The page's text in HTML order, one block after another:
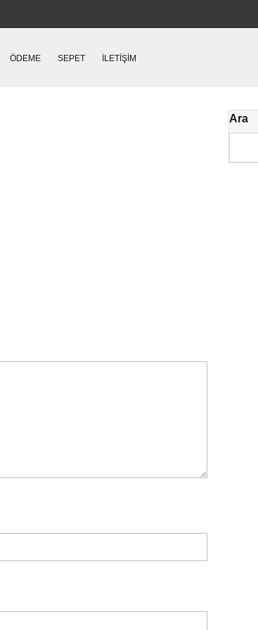
ÖDEME SEPET İLETIŞIM
Ara